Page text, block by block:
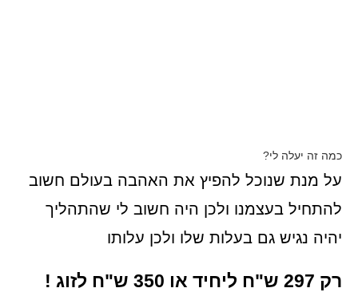
כמה זה יעלה לי?
על מנת שנוכל להפיץ את האהבה בעולם חשוב
להתחיל בעצמנו ולכן היה חשוב לי שהתהליך
יהיה נגיש גם בעלות שלו ולכן עלותו
רק 297 ש"ח ליחיד או 350 ש"ח לזוג !